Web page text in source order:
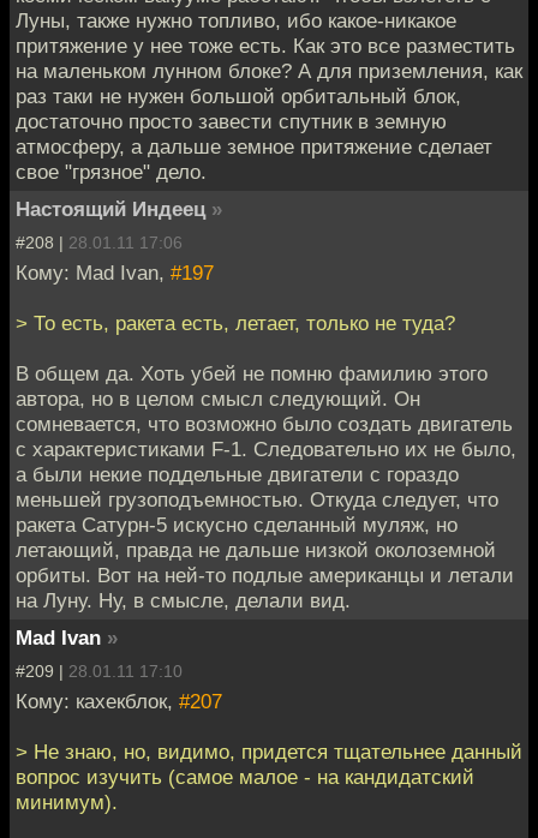
Луны, также нужно топливо, ибо какое-никакое
притяжение у нее тоже есть. Как это все разместить
на маленьком лунном блоке? А для приземления, как
раз таки не нужен большой орбитальный блок,
достаточно просто завести спутник в земную
атмосферу, а дальше земное притяжение сделает
свое "грязное" дело.
Настоящий Индеец »
#208 | 28.01.11 17:06
Кому: Mad Ivan, #197
> То есть, ракета есть, летает, только не туда?
В общем да. Хоть убей не помню фамилию этого
автора, но в целом смысл следующий. Он
сомневается, что возможно было создать двигатель
с характеристиками F-1. Следовательно их не было,
а были некие поддельные двигатели с гораздо
меньшей грузоподъемностью. Откуда следует, что
ракета Сатурн-5 искусно сделанный муляж, но
летающий, правда не дальше низкой околоземной
орбиты. Вот на ней-то подлые американцы и летали
на Луну. Ну, в смысле, делали вид.
Mad Ivan »
#209 | 28.01.11 17:10
Кому: кахекблок, #207
> Не знаю, но, видимо, придется тщательнее данный
вопрос изучить (самое малое - на кандидатский
минимум).